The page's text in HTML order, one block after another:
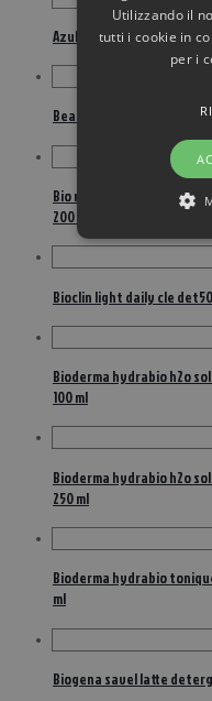
Azulene tonico viso
Beautytime 2 spugnette
Bio rosa mosqueta latte 2
200 ml
Bioclin light daily cle
Bioderma hydrabio h2o
100 ml
Bioderma hydrabio h2o
250 ml
Bioderma hydrabio
ml
Biogena savel latte
Utilizzando il
tutti i cookie in
per i